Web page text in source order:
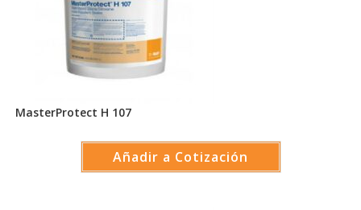
MasterProtect H 107
Añadir a Cotización